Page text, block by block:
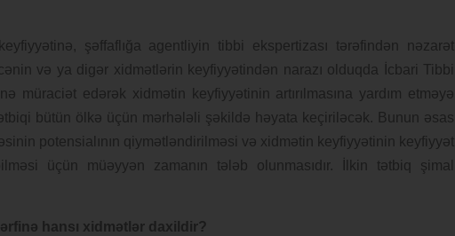
şəffaflığa agentliyin tibbi ekspertizası tərəfindən nəzarət
və ya digər xidmətlərin keyfiyyətindən narazı olduqda İcbari Tibbi
müraciət edərək xidmətin keyfiyyətinin artırılmasına yardım etməyə
bütün ölkə üçün mərhələli şəkildə həyata keçiriləcək. Bunun əsas
potensialının qiymətləndirilməsi və xidmətin keyfiyyətinin keyfiyyət
üçün müəyyən zamanın tələb olunmasıdır. İlkin tətbiq şimal
hansı xidmətlər daxildir?